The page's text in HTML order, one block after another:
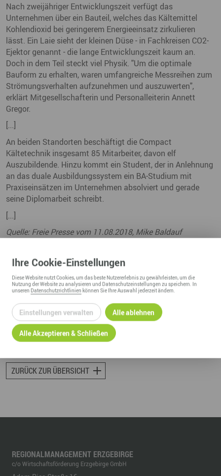
Nach zweijähriger Entwicklungszeit verfügt das
Unternehmen über ein Bauteil, welches das Kältemittel
Kohlendioxid bei geringerem Energieeinsatz zirkulieren
lässt. Ein Laie sieht der kleinen Düse - in Fachkreisen CO2-
Ejektor genannt - die lange Entwicklungszeit kaum an.
Doch in dem Teil steckt viel Physik. "Um die optimale
Bauform zu erhalten, waren umfangreiche Messreihen zum
Strömungsverhalten aufzunehmen und auszuwerten",
erklärt Mitgesellschafterin und Personalleiterin Annett
Gregor.
[...]
An beiden Standorten beschäftigt die Compact
Kältetechnik insgesamt 85 Mitarbeiter, davon elf
Auszubildende. Hinzu kommt ein Student, der in Anlehnung
an das duale Ausbildungssystem ein BA-Studium mit
Praxiseinsätzen im Unternehmen absolviert und gerade
seine Diplomarbeit schreibt.
[...]
Quelle: Freie Presse vom 11.08.2018, Mike Baldauf
Links
zum vollständigen Artikel auf freiepresse.de
mehr Infos zum Unternehmen
ZURÜCK ZUR ÜBERSICHT
REGIONALMANAGEMENT ERZGEBIRGE
c/o Wirtschaftsförderung Erzgebirge GmbH
Ihre Cookie-Einstellungen
DieseWebsitenutzt Cookies, um das beste Nutzererlebnis zu gewährleisten, um die
Nutzung derWebsitezu analysieren und Datenschutzeinstellungen zu speichern. In
unseren Datenschutzrichtlinien können Sie Ihre Auswahl jederzeit ändern.
Einstellungen verwalten Alle ablehnen
Alle Akzeptieren & Schließen